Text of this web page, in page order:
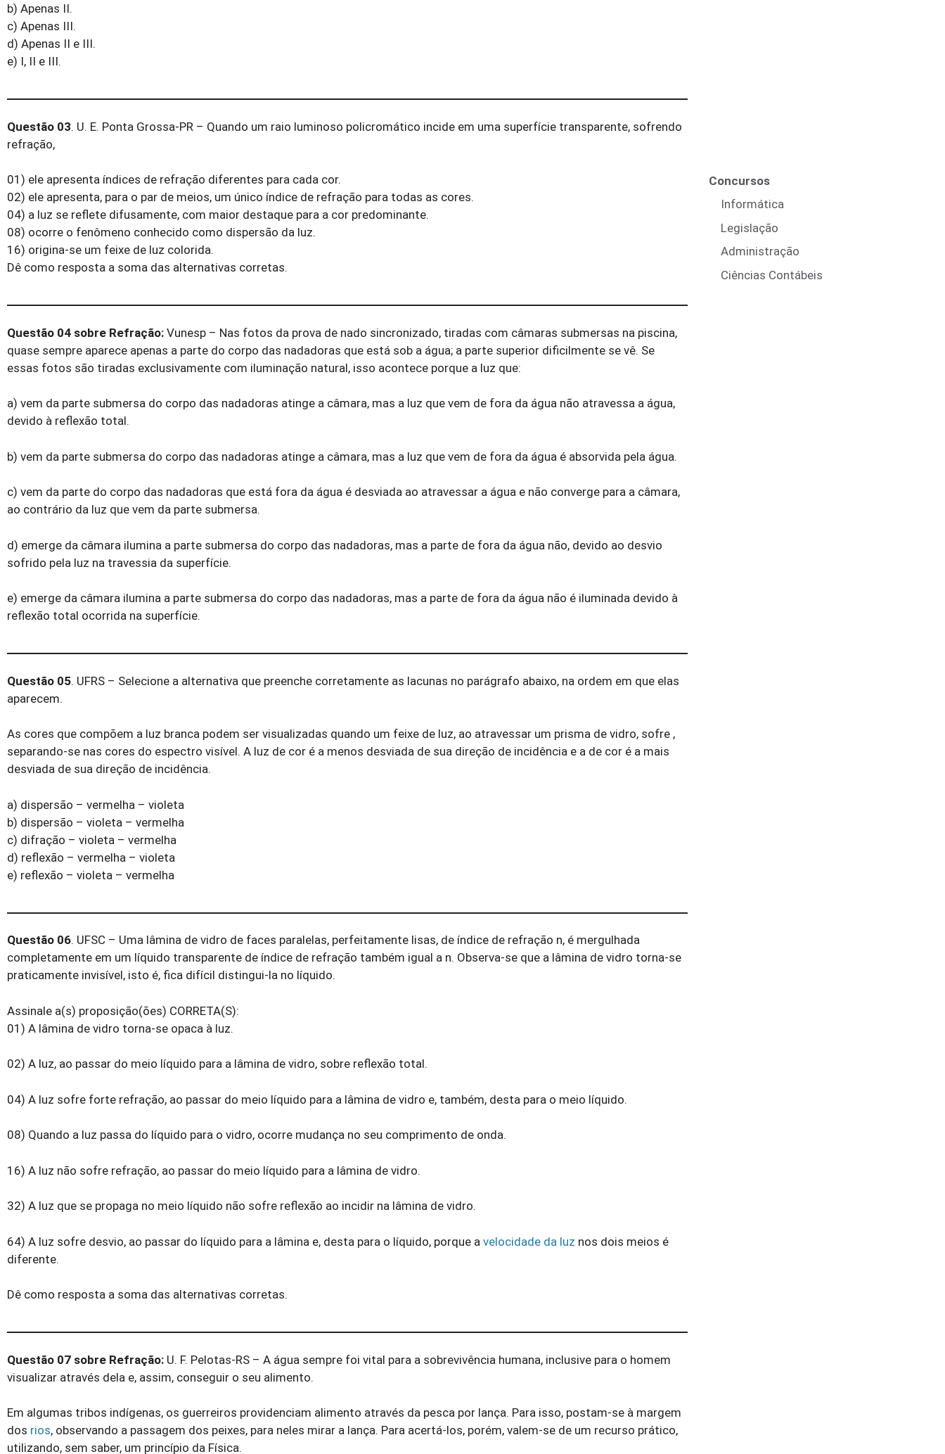
b) Apenas II.
c) Apenas III.
d) Apenas II e III.
e) I, II e III.
Questão 03. U. E. Ponta Grossa-PR – Quando um raio luminoso policromático incide em uma superfície transparente, sofrendo
refração,
01) ele apresenta índices de refração diferentes para cada cor.
02) ele apresenta, para o par de meios, um único índice de refração para todas as cores.
04) a luz se reflete difusamente, com maior destaque para a cor predominante.
08) ocorre o fenômeno conhecido como dispersão da luz.
16) origina-se um feixe de luz colorida.
Dê como resposta a soma das alternativas corretas.
Questão 04 sobre Refração: Vunesp – Nas fotos da prova de nado sincronizado, tiradas com câmaras submersas na piscina,
quase sempre aparece apenas a parte do corpo das nadadoras que está sob a água; a parte superior dificilmente se vê. Se
essas fotos são tiradas exclusivamente com iluminação natural, isso acontece porque a luz que:
a) vem da parte submersa do corpo das nadadoras atinge a câmara, mas a luz que vem de fora da água não atravessa a água,
devido à reflexão total.
b) vem da parte submersa do corpo das nadadoras atinge a câmara, mas a luz que vem de fora da água é absorvida pela água.
c) vem da parte do corpo das nadadoras que está fora da água é desviada ao atravessar a água e não converge para a câmara,
ao contrário da luz que vem da parte submersa.
d) emerge da câmara ilumina a parte submersa do corpo das nadadoras, mas a parte de fora da água não, devido ao desvio
sofrido pela luz na travessia da superfície.
e) emerge da câmara ilumina a parte submersa do corpo das nadadoras, mas a parte de fora da água não é iluminada devido à
reflexão total ocorrida na superfície.
Questão 05. UFRS – Selecione a alternativa que preenche corretamente as lacunas no parágrafo abaixo, na ordem em que elas
aparecem.
As cores que compõem a luz branca podem ser visualizadas quando um feixe de luz, ao atravessar um prisma de vidro, sofre ,
separando-se nas cores do espectro visível. A luz de cor é a menos desviada de sua direção de incidência e a de cor é a mais
desviada de sua direção de incidência.
a) dispersão – vermelha – violeta
b) dispersão – violeta – vermelha
c) difração – violeta – vermelha
d) reflexão – vermelha – violeta
e) reflexão – violeta – vermelha
Questão 06. UFSC – Uma lâmina de vidro de faces paralelas, perfeitamente lisas, de índice de refração n, é mergulhada
completamente em um líquido transparente de índice de refração também igual a n. Observa-se que a lâmina de vidro torna-se
praticamente invisível, isto é, fica difícil distingui-la no líquido.
Assinale a(s) proposição(ões) CORRETA(S):
01) A lâmina de vidro torna-se opaca à luz.
02) A luz, ao passar do meio líquido para a lâmina de vidro, sobre reflexão total.
04) A luz sofre forte refração, ao passar do meio líquido para a lâmina de vidro e, também, desta para o meio líquido.
08) Quando a luz passa do líquido para o vidro, ocorre mudança no seu comprimento de onda.
16) A luz não sofre refração, ao passar do meio líquido para a lâmina de vidro.
32) A luz que se propaga no meio líquido não sofre reflexão ao incidir na lâmina de vidro.
64) A luz sofre desvio, ao passar do líquido para a lâmina e, desta para o líquido, porque a velocidade da luz nos dois meios é
diferente.
Dê como resposta a soma das alternativas corretas.
Questão 07 sobre Refração: U. F. Pelotas-RS – A água sempre foi vital para a sobrevivência humana, inclusive para o homem
visualizar através dela e, assim, conseguir o seu alimento.
Em algumas tribos indígenas, os guerreiros providenciam alimento através da pesca por lança. Para isso, postam-se à margem
dos rios, observando a passagem dos peixes, para neles mirar a lança. Para acertá-los, porém, valem-se de um recurso prático,
utilizando, sem saber, um princípio da Física.
Concursos
Informática
Legislação
Administração
Ciências Contábeis